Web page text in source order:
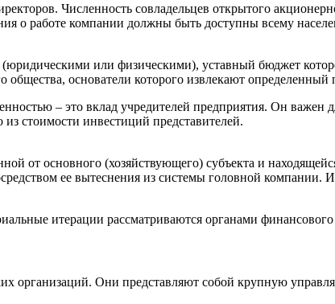
Численность совладельцев открытого
о работе компании должны быть доступны всему
или физическими), уставный бюджет
основатели которого извлекают определенный
– это вклад учредителей предприятия. Он
стоимости инвестиций представителей.
от основного (хозяйствующего) субъекта и
ее вытеснения из системы головной
итерации рассматриваются органами финансового
организаций. Они представляют собой крупную